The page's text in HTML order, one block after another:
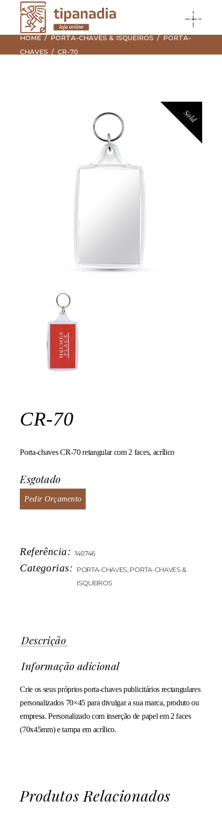
HOME PORTA-CHAVES & ISQUEIROS
PORTA-
CHAVES
CR-70
Sold
CR-70
Porta-chaves CR-70 retangular com 2 faces, acrílico
Esgotado
Pedir Orçamento
Referência: 140746
Categorias: PORTA-CHAVES, PORTA-CHAVES &
ISQUEIROS
Descrição
Informação adicional
Crie os seus próprios porta-chaves publicitários rectangulares
personalizados 70×45 para divulgar a sua marca, produto ou
empresa. Personalizado com inserção de papel em 2 faces
(70x45mm) e tampa em acrílico.
Produtos Relacionados